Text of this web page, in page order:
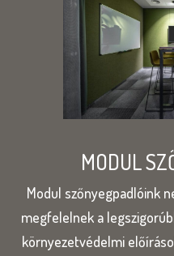
MODUL
Modul szőnyegpadlóink
megfelelnek a
környezetvédelmi